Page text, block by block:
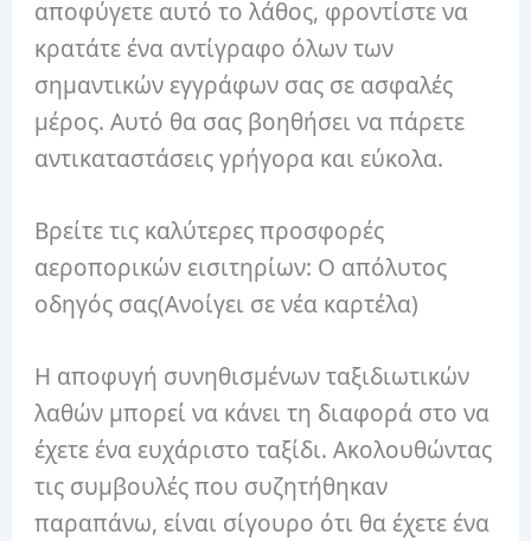
αποφύγετε αυτό το λάθος, φροντίστε να
κρατάτε ένα αντίγραφο όλων των
σημαντικών εγγράφων σας σε ασφαλές
μέρος. Αυτό θα σας βοηθήσει να πάρετε
αντικαταστάσεις γρήγορα και εύκολα.
Βρείτε τις καλύτερες προσφορές
αεροπορικών εισιτηρίων: Ο απόλυτος
οδηγός σας(Ανοίγει σε νέα καρτέλα)
Η αποφυγή συνηθισμένων ταξιδιωτικών
λαθών μπορεί να κάνει τη διαφορά στο να
έχετε ένα ευχάριστο ταξίδι. Ακολουθώντας
τις συμβουλές που συζητήθηκαν
παραπάνω, είναι σίγουρο ότι θα έχετε ένα